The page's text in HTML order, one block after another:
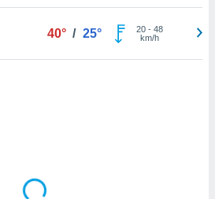
40° / 25° 20- 48
km/h